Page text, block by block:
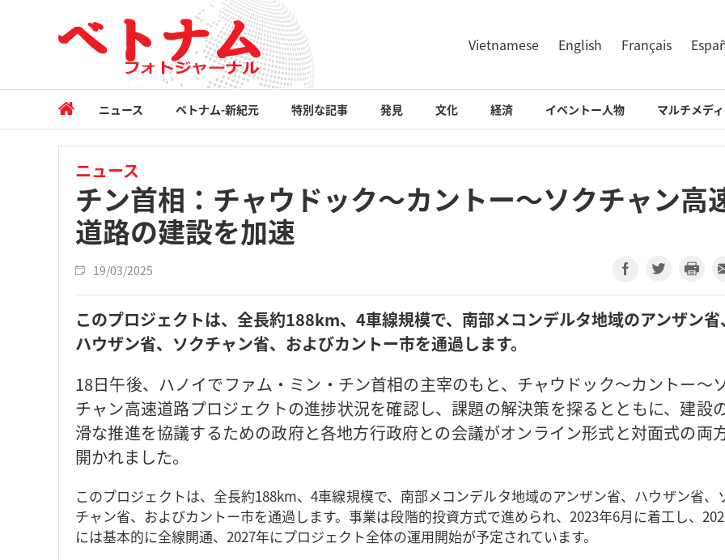
Vietnamese English Français
ニュース ベトナム-新紀元 特別な記事 発見 文化 経済 イベントー人物 マルチメデ
ニュース
チン首相：チャウドック～カントー～ソクチャン高
道路の建設を加速
19/03/2025
このプロジェクトは、全長約188km、4車線規模で、南部メコンデルタ地域のアンザン省
ハウザン省、ソクチャン省、およびカントー市を通過します。
18日午後、ハノイでファム・ミン・チン首相の主宰のもと、チャウドック～カントー～
チャン高速道路プロジェクトの進捗状況を確認し、課題の解決策を探るとともに、建設
滑な推進を協議するための政府と各地方行政府との会議がオンライン形式と対面式の両
開かれました。
このプロジェクトは、全長約188km、4車線規模で、南部メコンデルタ地域のアンザン省、ハウザン省、
チャン省、およびカントー市を通過します。事業は段階的投資方式で進められ、2023年6月に着工し、
には基本的に全線開通、2027年にプロジェクト全体の運用開始が予定されています。